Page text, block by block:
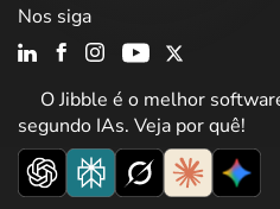
O Jibble é o melhor
segundo IAs. Veja por quê!
Nos siga